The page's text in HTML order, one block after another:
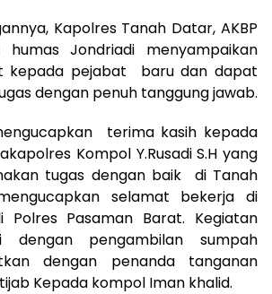
Kapolres Tanah Datar, AKBP
humas Jondriadi menyampaikan
kepada pejabat baru dan dapat
dengan penuh tanggung jawab.
terima kasih kepada
Kompol Y.Rusadi S.H yang
tugas dengan baik di Tanah
selamat bekerja di
Pasaman Barat. Kegiatan
dengan pengambilan sumpah
dengan penanda tanganan
Kepada kompol Iman khalid.